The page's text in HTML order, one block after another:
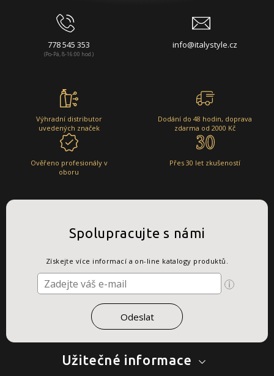
778 545 353
(Po-Pá, 8-16:00 hod.)
info@italystyle.cz
Výhradní distributor
uvedených značek
Dodání do 48 hodin, doprava
zdarma od 2000 Kč
Ověřeno profesionály v
oboru
Přes 30 let zkušeností
Užitečné informace
Spolupracujte s námi
Získejte více informací a on-line katalogy produktů.